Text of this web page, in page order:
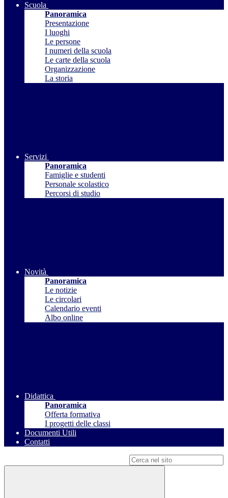
Scuola
Panoramica
Presentazione
I luoghi
Le persone
I numeri della scuola
Le carte della scuola
Organizzazione
La storia
Servizi
Panoramica
Famiglie e studenti
Personale scolastico
Percorsi di studio
Novità
Panoramica
Le notizie
Le circolari
Calendario eventi
Albo online
Didattica
Panoramica
Offerta formativa
I progetti delle classi
Documenti Utili
Contatti